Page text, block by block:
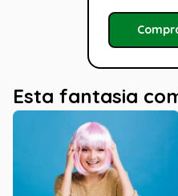
Esta fantasia